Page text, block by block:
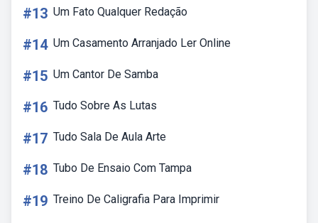
#13 Um Fato Qualquer Redação
#14 Um Casamento Arranjado Ler Online
#15 Um Cantor De Samba
#16 Tudo Sobre As Lutas
#17 Tudo Sala De Aula Arte
#18 Tubo De Ensaio Com Tampa
#19 Treino De Caligrafia Para Imprimir